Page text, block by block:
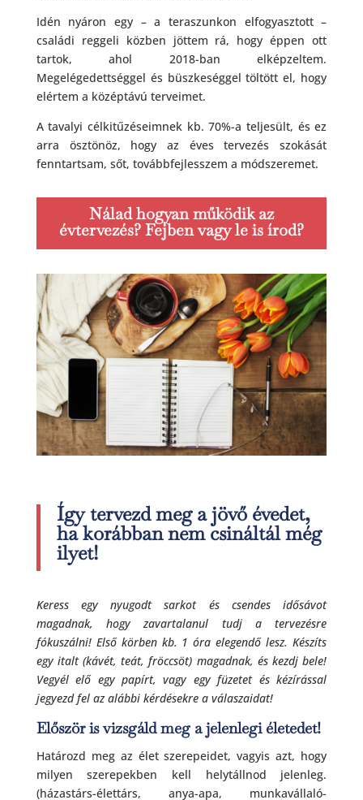
Idén nyáron egy – a teraszunkon elfogyasztott –
családi reggeli közben jöttem rá, hogy éppen ott
tartok, ahol 2018-ban elképzeltem.
Megelégedettséggel és büszkeséggel töltött el, hogy
elértem a középtávú terveimet.
A tavalyi célkitűzéseimnek kb. 70%-a teljesült, és ez
arra ösztönöz, hogy az éves tervezés szokását
fenntartsam, sőt, továbbfejlesszem a módszeremet.
Nálad hogyan működik az
évtervezés?Fejben vagy le is írod?
Így tervezd meg a jövő évedet,
ha korábban nem csináltál még
ilyet!
Keress egy nyugodt sarkot és csendes idősávot
magadnak, hogy zavartalanul tudj a tervezésre
fókuszálni! Első körben kb. 1 óra elegendő lesz. Készíts
egy italt (kávét, teát, fröccsöt) magadnak, és kezdj bele!
Vegyél elő egy papírt, vagy egy füzetet és kézírással
jegyezd fel az alábbi kérdésekre a válaszaidat!
Először is vizsgáld meg a jelenlegi életedet!
Határozd meg az élet szerepeidet, vagyis azt, hogy
milyen szerepekben kell helytállnod jelenleg.
(házastárs-élettárs, anya-apa, munkavállaló-